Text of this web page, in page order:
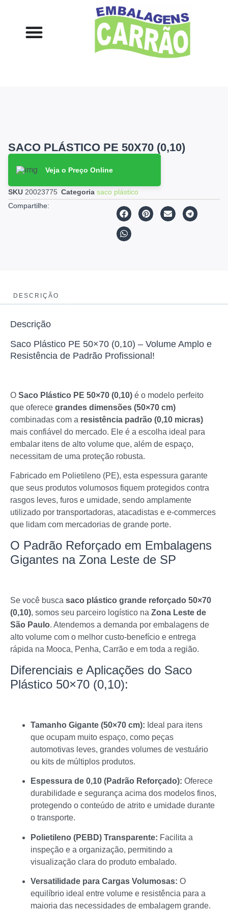
SACO PLÁSTICO PE 50X70 (0,10)
Veja o Preço Online
SKU 20023775 Categoria saco plástico
Compartilhe:
DESCRIÇÃO
Descrição
Saco Plástico PE 50×70 (0,10) – Volume Amplo e
Resistência de Padrão Profissional!
O Saco Plástico PE 50×70 (0,10) é o modelo perfeito
que oferece grandes dimensões (50×70 cm)
combinadas com a resistência padrão (0,10 micras)
mais confiável do mercado. Ele é a escolha ideal para
embalar itens de alto volume que, além de espaço,
necessitam de uma proteção robusta.
Fabricado em Polietileno (PE), esta espessura garante
que seus produtos volumosos fiquem protegidos contra
rasgos leves, furos e umidade, sendo amplamente
utilizado por transportadoras, atacadistas e e-commerces
que lidam com mercadorias de grande porte.
O Padrão Reforçado em Embalagens
Gigantes na Zona Leste de SP
Se você busca saco plástico grande reforçado 50×70
(0,10), somos seu parceiro logístico na Zona Leste de
São Paulo. Atendemos a demanda por embalagens de
alto volume com o melhor custo-benefício e entrega
rápida na Mooca, Penha, Carrão e em toda a região.
Diferenciais e Aplicações do Saco
Plástico 50×70 (0,10):
Tamanho Gigante (50×70 cm): Ideal para itens
que ocupam muito espaço, como peças
automotivas leves, grandes volumes de vestuário
ou kits de múltiplos produtos.
Espessura de 0,10 (Padrão Reforçado): Oferece
durabilidade e segurança acima dos modelos finos,
protegendo o conteúdo de atrito e umidade durante
o transporte.
Polietileno (PEBD) Transparente: Facilita a
inspeção e a organização, permitindo a
visualização clara do produto embalado.
Versatilidade para Cargas Volumosas: O
equilíbrio ideal entre volume e resistência para a
maioria das necessidades de embalagem grande.